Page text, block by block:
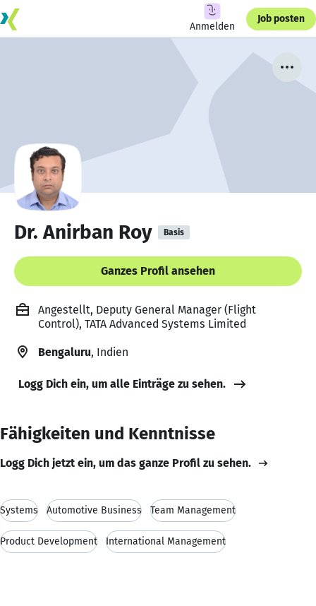
Anmelden
Job posten
Dr. Anirban Roy Basis
Ganzes Profil ansehen
Angestellt, Deputy General Manager (Flight
Control), TATA Advanced Systems Limited
Bengaluru, Indien
Logg Dich ein, um alle Einträge zu sehen.
Fähigkeiten und Kenntnisse
Logg Dich jetzt ein, um das ganze Profil zu sehen.
Systems Automotive Business Team Management
Product Development International Management